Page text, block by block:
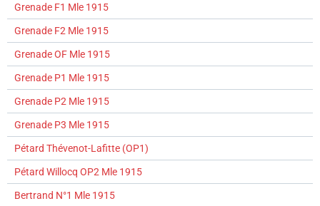
Grenade F1 Mle 1915
Grenade F2 Mle 1915
Grenade OF Mle 1915
Grenade P1 Mle 1915
Grenade P2 Mle 1915
Grenade P3 Mle 1915
Pétard Thévenot-Lafitte (OP1)
Pétard Willocq OP2 Mle 1915
Bertrand N°1 Mle 1915